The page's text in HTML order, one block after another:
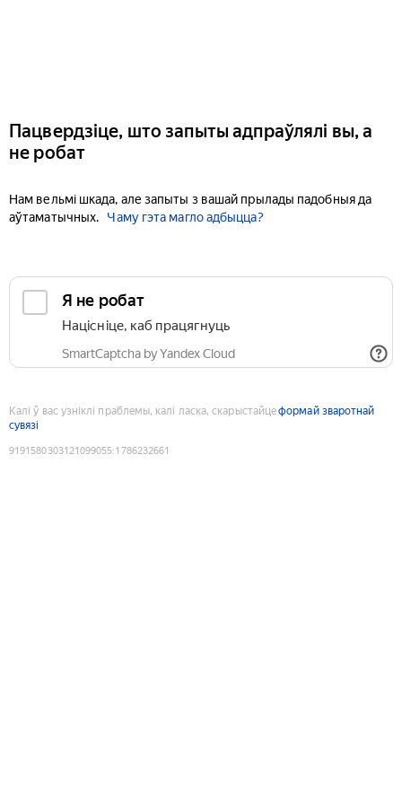
Пацвердзіце, што запыты адпраўлялі вы, а
не робат
Нам вельмі шкада, але запыты з вашай прылады падобныя да
аўтаматычных.
Чаму гэта магло адбыцца?
Я не робат
Націсніце, каб працягнуць
SmartCaptcha by Yandex Cloud
Калі ў вас узніклі праблемы, калі ласка, скарыстайцеформай зваротнай
сувязі
9191580303121099055:1786232661